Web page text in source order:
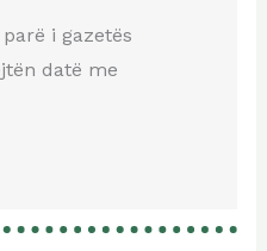
i gazetës
datë me